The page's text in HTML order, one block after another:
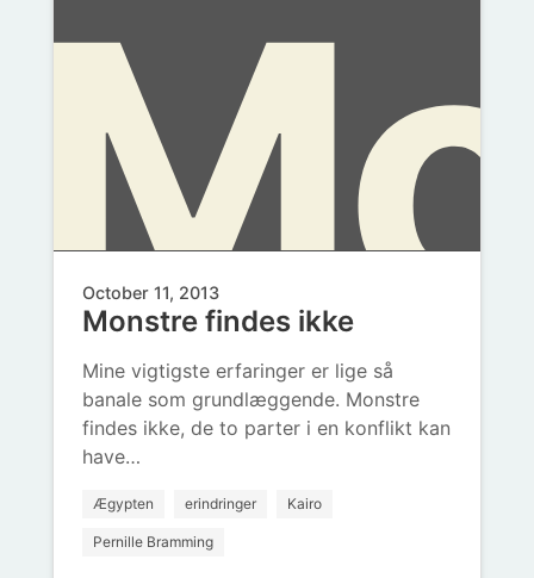
October 11, 2013
Monstre findes ikke
Mine vigtigste erfaringer er lige så
banale som grundlæggende. Monstre
findes ikke, de to parter i en konflikt kan
have…
Ægypten erindringer Kairo
Pernille Bramming